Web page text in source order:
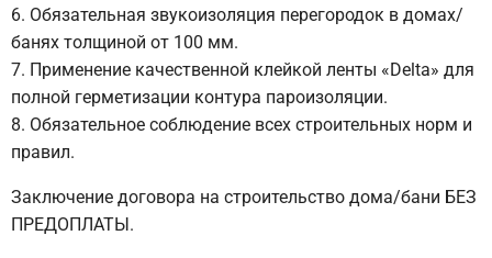
Обязательная звукоизоляция перегородок в домах/
банях толщиной от 100 мм.
Применение качественной клейкой ленты «Delta» для
полной герметизации контура пароизоляции.
Обязательное соблюдение всех строительных норм и
правил.
Заключение договора на строительство дома/бани БЕЗ
ПРЕДОПЛАТЫ.